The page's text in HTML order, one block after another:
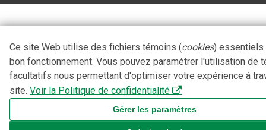
Ce site Web utilise des fichiers témoins (cookies) essentiels
bon fonctionnement. Vous pouvez paramétrer l'utilisation de
facultatifs nous permettant d'optimiser votre expérience à
site. Voir la Politique de confidentialité
Gérer les paramètres